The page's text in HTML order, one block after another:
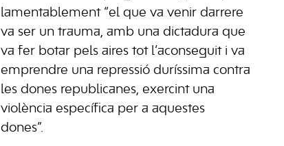
lamentablement “el que va venir darrere
va ser un trauma, amb una dictadura que
va fer botar pels aires tot l’aconseguit i va
emprendre una repressió duríssima contra
les dones republicanes, exercint una
violència específica per a aquestes
dones”.